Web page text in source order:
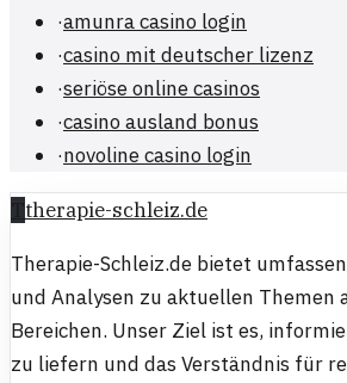
·amunra casino login
·casino mit deutscher lizenz
·seriöse online casinos
·casino ausland bonus
·novoline casino login
Ttherapie-schleiz.de
Therapie-Schleiz.de bietet
und Analysen zu aktuellen Themen
Bereichen. Unser Ziel ist es,
zu liefern und das Verständnis für